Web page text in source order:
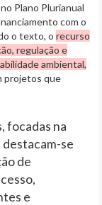
Plano Plurianual
com o
o texto, o recurso
regulação e
ambiental,
projetos que
focadas na
se
de
e